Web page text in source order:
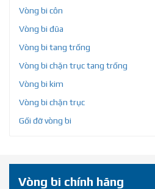
Vòng bi côn
Vòng bi đũa
Vòng bi tang trống
Vòng bi chặn trục tang trống
Vòng bi kim
Vòng bi chặn trục
Gối đỡ vòng bi
Vòng bi chính hãng